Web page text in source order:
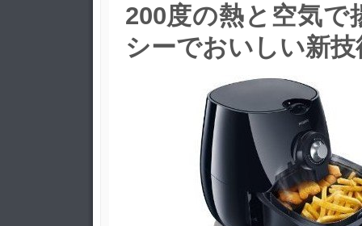
200度の熱と空気で
シーでおいしい新技